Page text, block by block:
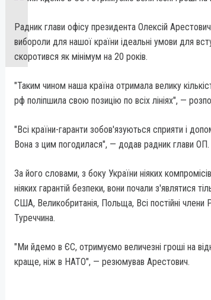
Радник глави офісу президента Олексій
вибороли для нашої країни ідеальні умови для
скоротився як мінімум на 20 років.
"Таким чином наша країна отримала велику
рф поліпшила свою позицію по всіх лініях", —
"Всі країни-гаранти зобов'язуються сприяти і
Вона з цим погодилася", — додав радник глави ОП.
За його словами, з боку України ніяких
ніяких гарантій безпеки, вони почали з'являтися
США, Великобританія, Польща, Всі постійні
Туреччина.
"Ми йдемо в ЄС, отримуємо величезні гроші на
краще, ніж в НАТО", — резюмував Арестович.